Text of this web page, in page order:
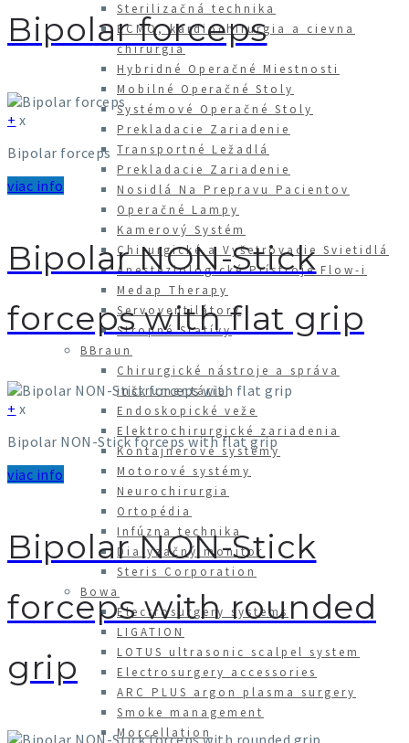
Sterilizačná technika
ECMO, kardiochirurgia a cievna
chirurgia
Hybridné Operačné Miestnosti
Mobilné Operačné Stoly
Systémové Operačné Stoly
Prekladacie Zariadenie
Transportné Ležadlá
Prekladacie Zariadenie
Nosidlá Na Prepravu Pacientov
Operačné Lampy
Kamerový Systém
Chirurgické a Vyšetrovacie Svietidlá
Anestéziologické Prístroje Flow-i
Medap Therapy
Servoventilátory
Stropné Statívy
BBraun
Chirurgické nástroje a správa
inštrumentária
Endoskopické veže
Elektrochirurgické zariadenia
Kontajnerové systémy
Motorové systémy
Neurochirurgia
Ortopédia
Infúzna technika
Dialyzačný monitor
Steris Corporation
Bowa
Electrosurgery systems
LIGATION
LOTUS ultrasonic scalpel system
Electrosurgery accessories
ARC PLUS argon plasma surgery
Smoke management
Morcellation
Bipolar forceps
+ x
Bipolar forceps
viac info
Bipolar NON-Stick
forceps with flat grip
+ x
Bipolar NON-Stick forceps with flat grip
viac info
Bipolar NON-Stick
forceps with rounded
grip